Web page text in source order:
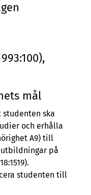
mål
ska
och erhålla
A9) till
på
studenten till